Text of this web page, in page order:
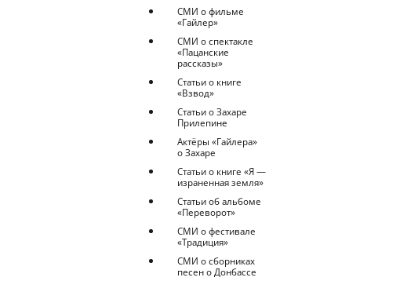
СМИ о фильме
«Гайлер»
СМИ о спектакле
«Пацанские
рассказы»
Статьи о книге
«Взвод»
Статьи о Захаре
Прилепине
Актёры «Гайлера»
о Захаре
Статьи о книге «Я —
израненная земля»
Статьи об альбоме
«Переворот»
СМИ о фестивале
«Традиция»
СМИ о сборниках
песен о Донбассе